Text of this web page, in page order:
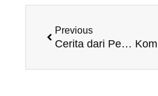
Previous
Cerita dari Peternak Lebah: Perjalanan Madu dari Sarang ke Meja Makan